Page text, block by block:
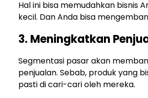
Hal ini bisa memudahkan bisnis
kecil. Dan Anda bisa
3. Meningkatkan
Segmentasi pasar akan
penjualan. Sebab, produk yang
pasti di cari-cari oleh mereka.